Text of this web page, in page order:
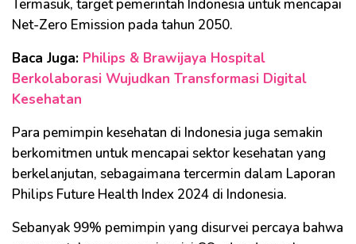
Termasuk, target pemerintah Indonesia untuk mencapai
Net-Zero Emission pada tahun 2050.
Baca Juga: Philips & Brawijaya Hospital
Berkolaborasi Wujudkan Transformasi Digital
Kesehatan
Para pemimpin kesehatan di Indonesia juga semakin
berkomitmen untuk mencapai sektor kesehatan yang
berkelanjutan, sebagaimana tercermin dalam Laporan
Philips Future Health Index 2024 di Indonesia.
Sebanyak 99% pemimpin yang disurvei percaya bahwa